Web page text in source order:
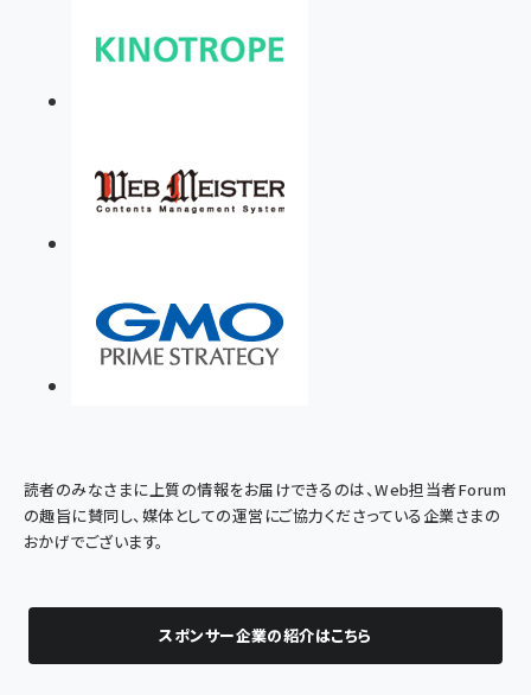
読者のみなさまに上質の情報をお届けできるのは、Web担当者Forum
の趣旨に賛同し、媒体としての運営にご協力くださっている企業さまの
おかげでございます。
スポンサー企業の紹介はこちら